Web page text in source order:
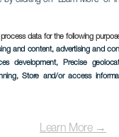
data for the following
and content, advertising and
development, Precise
, Store and/or access
Learn More →
Dinner